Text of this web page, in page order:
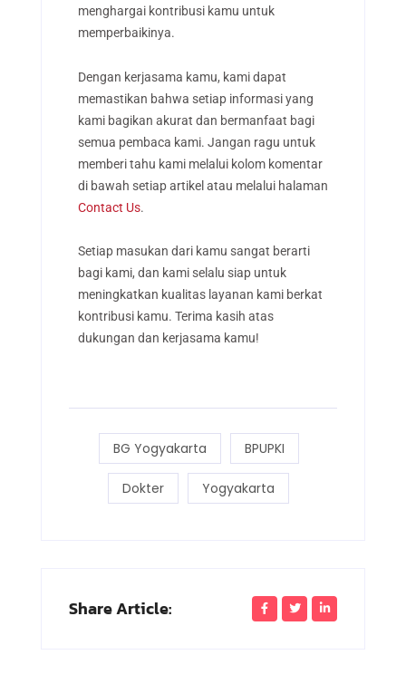
menghargai kontribusi kamu untuk
memperbaikinya.
Dengan kerjasama kamu, kami dapat
memastikan bahwa setiap informasi yang
kami bagikan akurat dan bermanfaat bagi
semua pembaca kami. Jangan ragu untuk
memberi tahu kami melalui kolom komentar
di bawah setiap artikel atau melalui halaman
Contact Us.
Setiap masukan dari kamu sangat berarti
bagi kami, dan kami selalu siap untuk
meningkatkan kualitas layanan kami berkat
kontribusi kamu. Terima kasih atas
dukungan dan kerjasama kamu!
BG Yogyakarta BPUPKI
Dokter Yogyakarta
Share Article: